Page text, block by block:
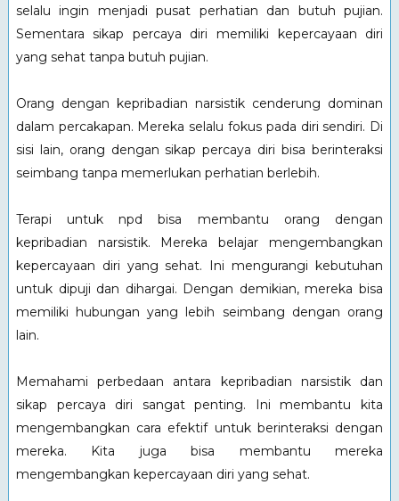
selalu ingin menjadi pusat perhatian dan butuh pujian.
Sementara sikap percaya diri memiliki kepercayaan diri
yang sehat tanpa butuh pujian.
Orang dengan kepribadian narsistik cenderung dominan
dalam percakapan. Mereka selalu fokus pada diri sendiri. Di
sisi lain, orang dengan sikap percaya diri bisa berinteraksi
seimbang tanpa memerlukan perhatian berlebih.
Terapi untuk npd bisa membantu orang dengan
kepribadian narsistik. Mereka belajar mengembangkan
kepercayaan diri yang sehat. Ini mengurangi kebutuhan
untuk dipuji dan dihargai. Dengan demikian, mereka bisa
memiliki hubungan yang lebih seimbang dengan orang
lain.
Memahami perbedaan antara kepribadian narsistik dan
sikap percaya diri sangat penting. Ini membantu kita
mengembangkan cara efektif untuk berinteraksi dengan
mereka. Kita juga bisa membantu mereka
mengembangkan kepercayaan diri yang sehat.